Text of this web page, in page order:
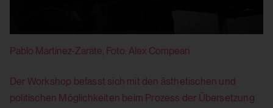
Pablo Martínez-Zarate, Foto: Alex Compean
Der Workshop befasst sich mit den ästhetischen und
politischen Möglichkeiten beim Prozess der Übersetzung